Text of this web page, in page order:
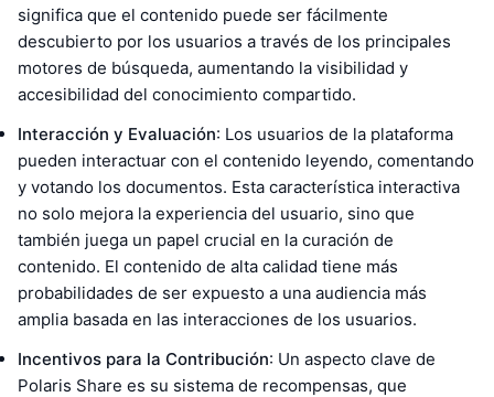
significa que el contenido puede ser fácilmente
descubierto por los usuarios a través de los principales
motores de búsqueda, aumentando la visibilidad y
accesibilidad del conocimiento compartido.
Interacción y Evaluación: Los usuarios de la plataforma
pueden interactuar con el contenido leyendo, comentando
y votando los documentos. Esta característica interactiva
no solo mejora la experiencia del usuario, sino que
también juega un papel crucial en la curación de
contenido. El contenido de alta calidad tiene más
probabilidades de ser expuesto a una audiencia más
amplia basada en las interacciones de los usuarios.
Incentivos para la Contribución: Un aspecto clave de
Polaris Share es su sistema de recompensas, que